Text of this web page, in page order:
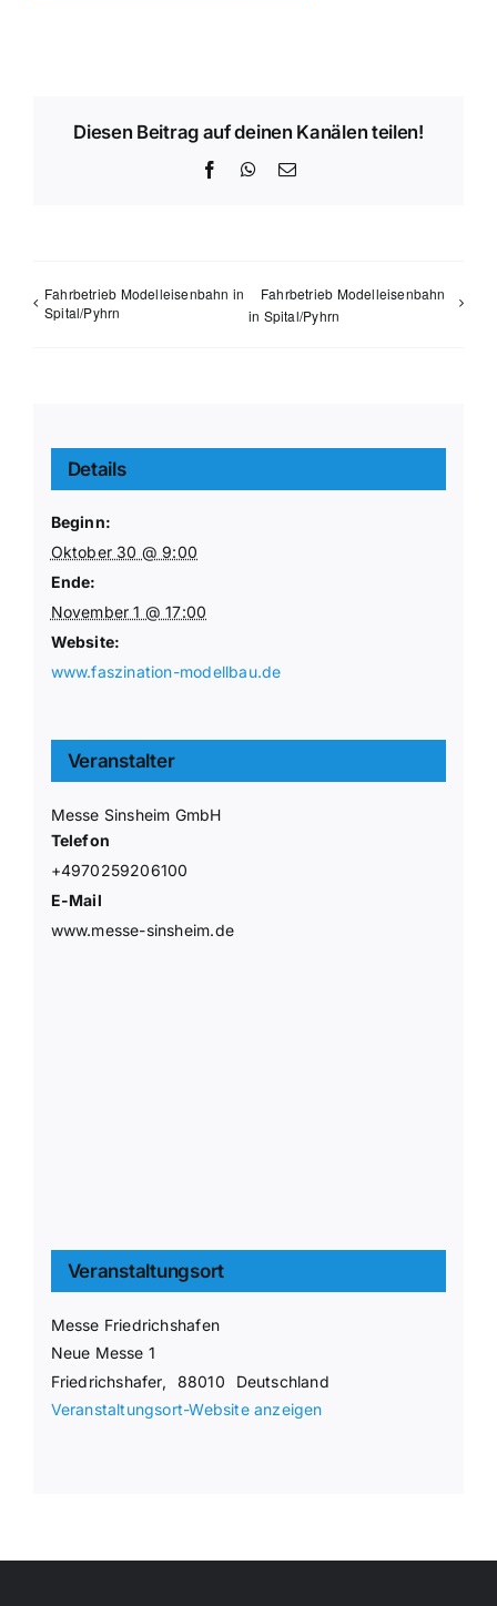
Diesen Beitrag auf deinen Kanälen teilen!
FacebookWhatsApp
E-
Fahrbetrieb Modelleisenbahn in
Spital/Pyhrn
Fahrbetrieb Modelleisenbahn
in Spital/Pyhrn
Details
Beginn:
Oktober 30 @ 9:00
Ende:
November 1 @ 17:00
Website:
www.faszination-modellbau.de
Veranstalter
Messe Sinsheim GmbH
Telefon
+4970259206100
E-Mail
www.messe-sinsheim.de
Veranstaltungsort
Messe Friedrichshafen
Neue Messe 1
Friedrichshafer, 88010
Deutschland
Veranstaltungsort-Website anzeigen